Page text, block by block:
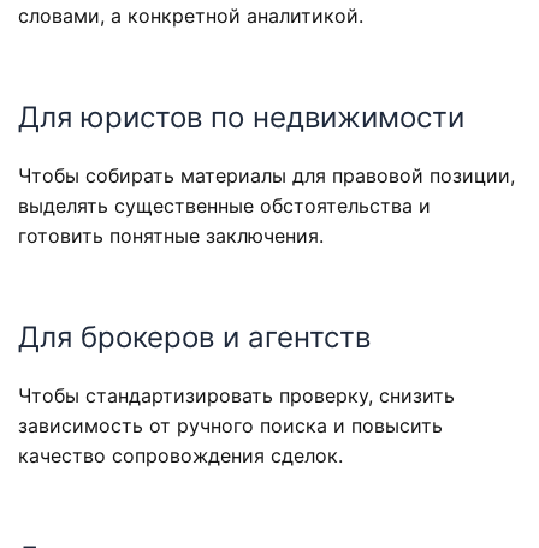
словами, а конкретной аналитикой.
Для юристов по недвижимости
Чтобы собирать материалы для правовой позиции,
выделять существенные обстоятельства и
готовить понятные заключения.
Для брокеров и агентств
Чтобы стандартизировать проверку, снизить
зависимость от ручного поиска и повысить
качество сопровождения сделок.